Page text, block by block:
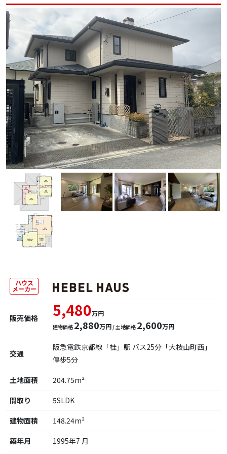
ハウス
メーカー
販売価格 5,480万円
建物価格 2,880万円/ 土地価格 2,600万円
交通
阪急電鉄京都線「桂」駅 バス25分「大枝山町西」
停歩5分
土地面積
204.75m²
間取り
5SLDK
建物面積
148.24m²
築年月
1995年7 月